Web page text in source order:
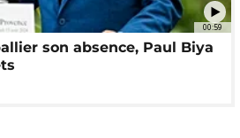
00:59
son absence, Paul Biya